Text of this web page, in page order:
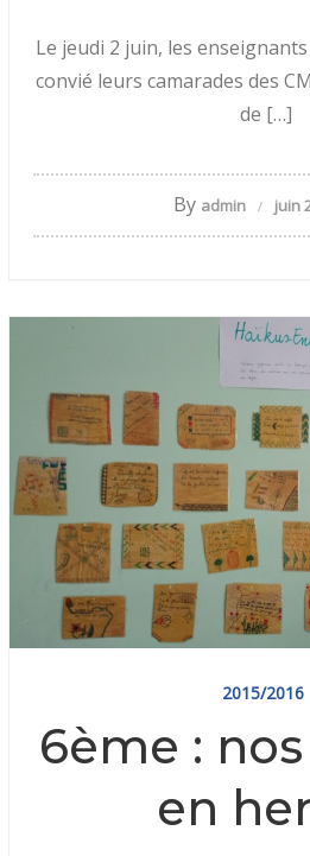
Le jeudi 2 juin, les
convié leurs camarades des
de […]
By admin juin
2015/2016
6ème :
en